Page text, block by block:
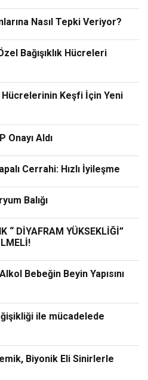
Nasıl Tepki Veriyor?
Bağışıklık Hücreleri
Hücrelerinin Keşfi İçin Yeni
Onayı Aldı
Cerrahi: Hızlı İyileşme
Balığı
“ DİYAFRAM YÜKSEKLİĞİ”
Bebeğin Beyin Yapısını
ile mücadelede
Biyonik Eli Sinirlerle